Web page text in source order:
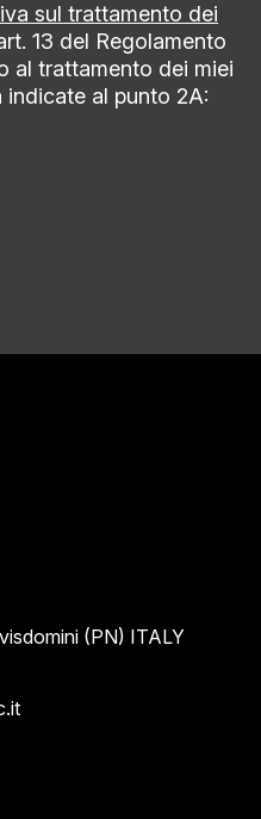
sul trattamento dei
13 del Regolamento
al trattamento dei miei
indicate al punto 2A:
(PN) ITALY